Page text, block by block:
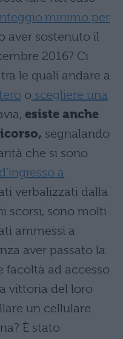
minimo per
aver sostenuto il
2016? Ci
le quali andare a
o scegliere una
esiste anche
segnalando
che si sono
a
verbalizzati dalla
scorsi, sono molti
ammessi a
aver passato la
facoltà ad accesso
vittoria del loro
un cellulare
È stato